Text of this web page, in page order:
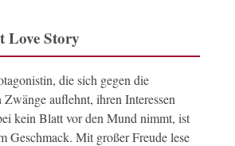
Story
die sich gegen die
Zwänge auflehnt, ihren Interessen
kein Blatt vor den Mund nimmt, ist
Geschmack. Mit großer Freude lese